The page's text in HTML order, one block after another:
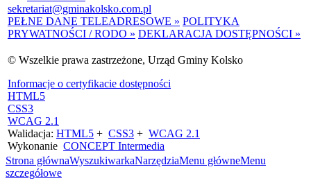
sekretariat@gminakolsko.com.pl
PEŁNE DANE TELEADRESOWE » POLITYKA
PRYWATNOŚCI / RODO » DEKLARACJA DOSTĘPNOŚCI »
© Wszelkie prawa zastrzeżone, Urząd Gminy Kolsko
Informacje o certyfikacie dostępności
HTML5
CSS3
WCAG 2.1
Walidacja: HTML5 + CSS3 + WCAG 2.1
Wykonanie CONCEPT Intermedia
Strona głównaWyszukiwarkaNarzędziaMenu główneMenu
szczegółowe